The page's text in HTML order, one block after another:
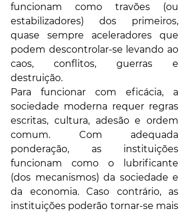
funcionam como travões (ou
estabilizadores) dos primeiros,
quase sempre aceleradores que
podem descontrolar-se levando ao
caos, conflitos, guerras e
destruição.
Para funcionar com eficácia, a
sociedade moderna requer regras
escritas, cultura, adesão e ordem
comum. Com adequada
ponderação, as instituições
funcionam como o lubrificante
(dos mecanismos) da sociedade e
da economia. Caso contrário, as
instituições poderão tornar-se mais